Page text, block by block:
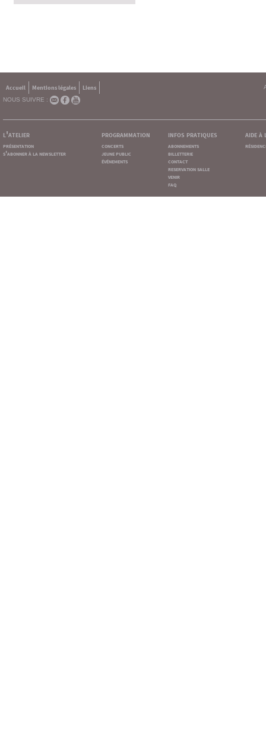
Accueil Mentions légales
Liens
NOUS SUIVRE :
l'atelier
présentation
s'abonner à la newsletter
programmation
concerts
jeune public
événements
infos pratiques
abonnements
billetterie
contact
reservation salle
venir
faq
aide